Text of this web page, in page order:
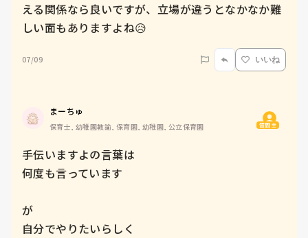
える関係なら良いですが、立場が違うとなかなか難
しい面もありますよね😥
07/09 いいね
まーちゅ
保育士, 幼稚園教諭, 保育園, 幼稚園, 公立保育園 質問主
手伝いますよの言葉は
何度も言っています
が
自分でやりたいらしく